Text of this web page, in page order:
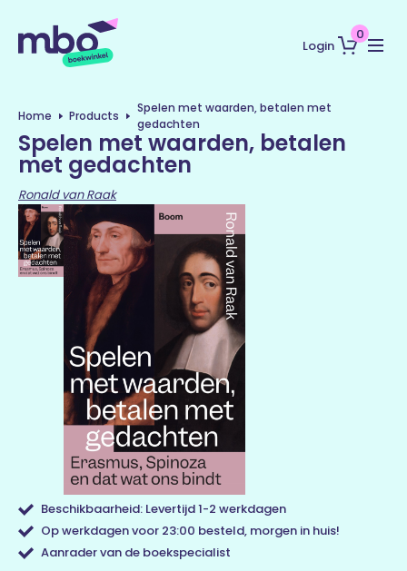
Login
0
Home Products
Spelen met waarden, betalen met
gedachten
Spelen met waarden, betalen
met gedachten
Ronald van Raak
Beschikbaarheid: Levertijd 1-2 werkdagen
Op werkdagen voor 23:00 besteld, morgen in huis!
Aanrader van de boekspecialist